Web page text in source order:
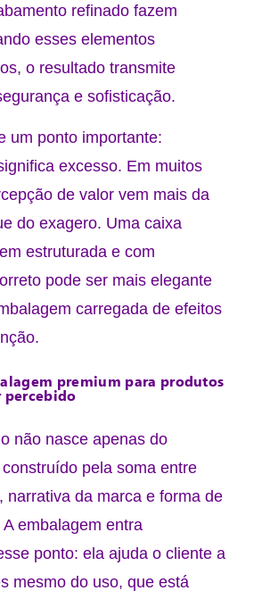
refinado fazem
esses elementos
o resultado transmite
e sofisticação.
um ponto importante:
excesso. Em muitos
de valor vem mais da
do exagero. Uma caixa
estruturada e com
pode ser mais elegante
carregada de efeitos
premium para produtos
percebido
não nasce apenas do
pela soma entre
narrativa da marca e forma de
embalagem entra
ponto: ela ajuda o cliente a
mesmo do uso, que está